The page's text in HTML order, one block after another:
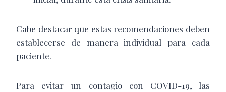
Cabe destacar que estas recomendaciones deben
establecerse de manera individual para cada
paciente.
Para evitar un contagio con COVID-19, las